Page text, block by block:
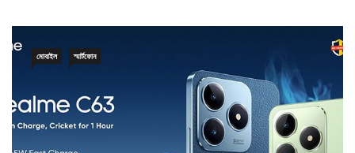
মোবাইল স্মার্টফোন